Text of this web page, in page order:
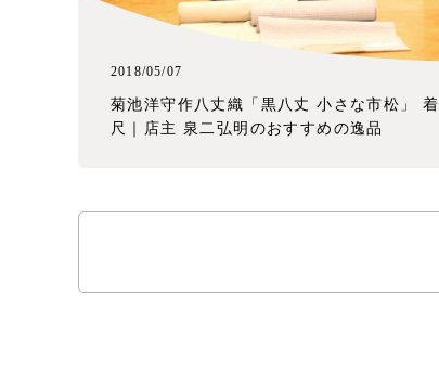
2018/05/07
菊池洋守作八丈織「黒八丈 小さな市松」 着
尺｜店主 泉二弘明のおすすめの逸品